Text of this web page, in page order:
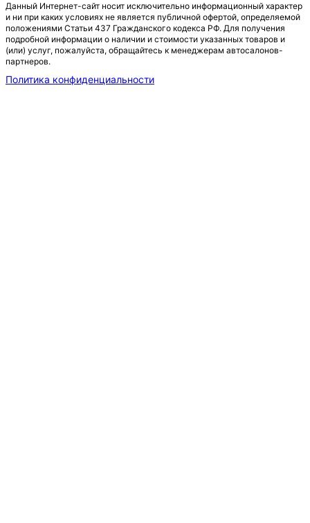
Данный Интернет-сайт носит исключительно информационный характер
и ни при каких условиях не является публичной офертой, определяемой
положениями Статьи 437 Гражданского кодекса РФ. Для получения
подробной информации о наличии и стоимости указанных товаров и
(или) услуг, пожалуйста, обращайтесь к менеджерам автосалонов-
партнеров.
Политика конфиденциальности